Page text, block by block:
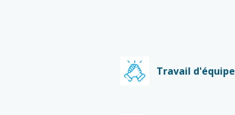
Travail d'équipe